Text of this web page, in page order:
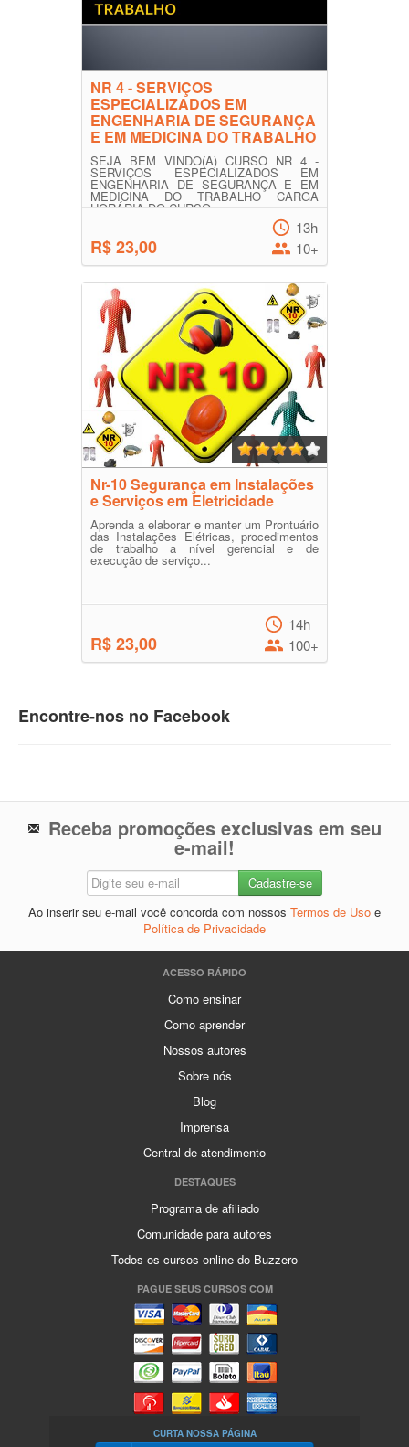
NR 4 - SERVIÇOS
ESPECIALIZADOS EM
ENGENHARIA DE SEGURANÇA
E EM MEDICINA DO TRABALHO
SEJA BEM VINDO(A) CURSO NR 4 -
SERVIÇOS ESPECIALIZADOS EM
ENGENHARIA DE SEGURANÇA E EM
MEDICINA DO TRABALHO CARGA
HORÁRIA DO CURSO ...
R$ 23,00
13h
10+
Nr-10 Segurança em Instalações
e Serviços em Eletricidade
Aprenda a elaborar e manter um Prontuário
das Instalações Elétricas, procedimentos
de trabalho a nível gerencial e de
execução de serviço...
R$ 23,00
14h
100+
Encontre-nos no Facebook
Receba promoções exclusivas em seu
e-mail!
Ao inserir seu e-mail você concorda com nossos Termos de Uso e
Política de Privacidade
ACESSO RÁPIDO
Como ensinar
Como aprender
Nossos autores
Sobre nós
Blog
Imprensa
Central de atendimento
DESTAQUES
Programa de afiliado
Comunidade para autores
Todos os cursos online do Buzzero
PAGUE SEUS CURSOS COM
CURTA NOSSA PÁGINA